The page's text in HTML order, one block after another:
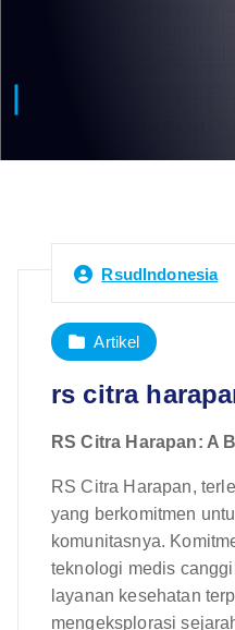
RsudIndonesia
Artikel
rs citra
RS Citra Harapan: A
RS Citra Harapan,
yang berkomitmen
komunitasnya.
teknologi medis
layanan kesehatan
mengeksplorasi